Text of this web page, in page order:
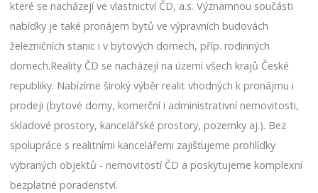
které se nacházejí ve vlastnictví ČD, a.s. Významnou součásti
nabídky je také pronájem bytů ve výpravních budovách
železničních stanic i v bytových domech, příp. rodinných
domech.Reality ČD se nacházejí na území všech krajů České
republiky. Nabízíme široký výběr realit vhodných k pronájmu i
prodeji (bytové domy, komerční i administrativní nemovitosti,
skladové prostory, kancelářské prostory, pozemky aj.). Bez
spolupráce s realitními kancelářemi zajišťujeme prohlídky
vybraných objektů - nemovitostí ČD a poskytujeme komplexní
bezplatné poradenství.